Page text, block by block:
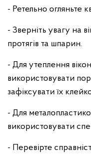
- Ретельно огляньте
- Зверніть увагу на
протягів та шпарин.
- Для утеплення
використовувати
зафіксувати їх
- Для
використовувати
- Перевірте